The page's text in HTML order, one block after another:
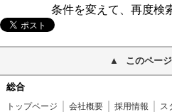
条件を変えて、再度検
このペー
総合
トップページ 会社概要 採用情報 ス